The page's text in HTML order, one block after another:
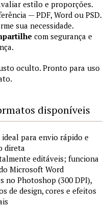
estilo e proporções.
— PDF, Word ou PSD.
sua necessidade.
com segurança e
oculto. Pronto para uso
disponíveis
para envio rápido e
direta
editáveis; funciona
Microsoft Word
no Photoshop (300 DPI),
de design, cores e efeitos